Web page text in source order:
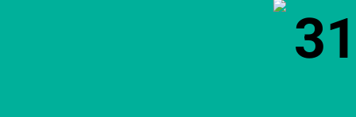
31